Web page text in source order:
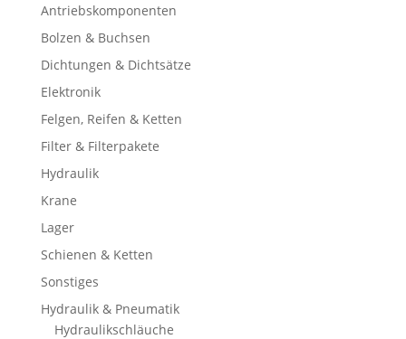
Antriebskomponenten
Bolzen & Buchsen
Dichtungen & Dichtsätze
Elektronik
Felgen, Reifen & Ketten
Filter & Filterpakete
Hydraulik
Krane
Lager
Schienen & Ketten
Sonstiges
Hydraulik & Pneumatik
Hydraulikschläuche